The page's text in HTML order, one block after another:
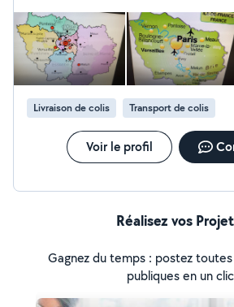
Livraison de colis Transport de colis
Voir le profil
Réalisez vos
Gagnez du temps : postez
publiques en un